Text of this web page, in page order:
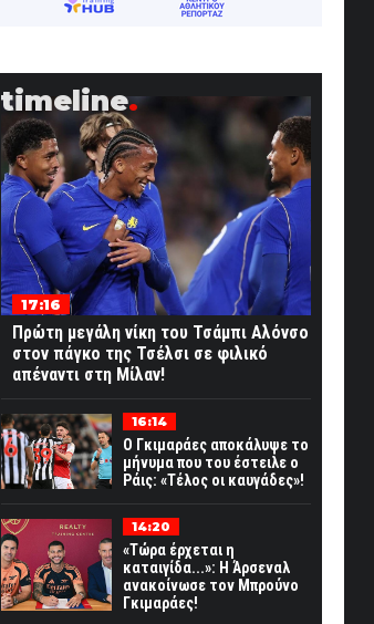
timeline
17:16
Πρώτη μεγάλη νίκη του Τσάμπι Αλόνσο
στον πάγκο της Τσέλσι σε φιλικό
απέναντι στη Μίλαν!
16:14
Ο Γκιμαράες αποκάλυψε το
μήνυμα που του έστειλε ο
Ράις: «Τέλος οι καυγάδες»!
14:20
«Τώρα έρχεται η
καταιγίδα...»: Η Άρσεναλ
ανακοίνωσε τον Μπρούνο
Γκιμαράες!